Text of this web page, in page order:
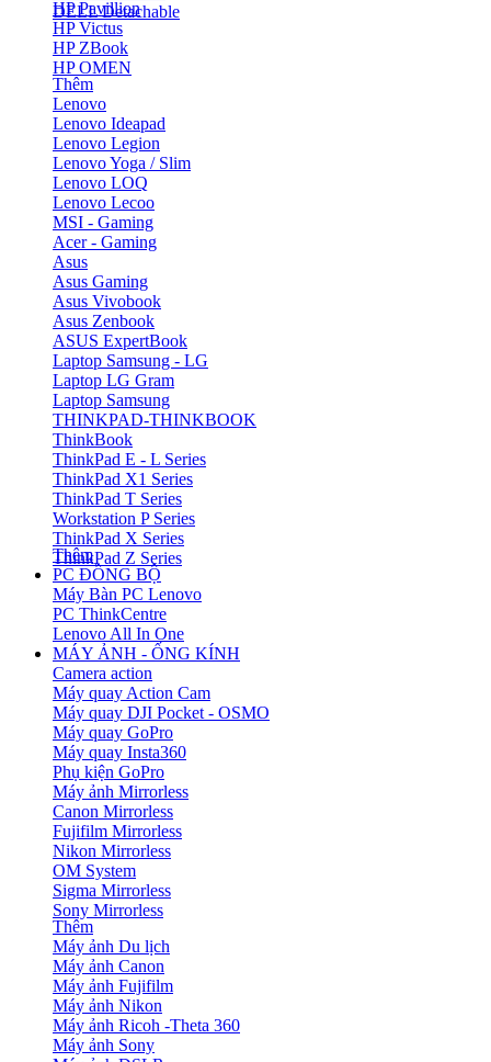
DELL Detachable
HP Pavillion
HP Victus
HP ZBook
HP OMEN
Thêm
Lenovo
Lenovo Ideapad
Lenovo Legion
Lenovo Yoga / Slim
Lenovo LOQ
Lenovo Lecoo
MSI - Gaming
Acer - Gaming
Asus
Asus Gaming
Asus Vivobook
Asus Zenbook
ASUS ExpertBook
Laptop Samsung - LG
Laptop LG Gram
Laptop Samsung
THINKPAD-THINKBOOK
ThinkBook
ThinkPad E - L Series
ThinkPad X1 Series
ThinkPad T Series
Workstation P Series
ThinkPad X Series
ThinkPad Z Series
Thêm
PC ĐỒNG BỘ
Máy Bàn PC Lenovo
PC ThinkCentre
Lenovo All In One
MÁY ẢNH - ỐNG KÍNH
Camera action
Máy quay Action Cam
Máy quay DJI Pocket - OSMO
Máy quay GoPro
Máy quay Insta360
Phụ kiện GoPro
Máy ảnh Mirrorless
Canon Mirrorless
Fujifilm Mirrorless
Nikon Mirrorless
OM System
Sigma Mirrorless
Sony Mirrorless
Thêm
Máy ảnh Du lịch
Máy ảnh Canon
Máy ảnh Fujifilm
Máy ảnh Nikon
Máy ảnh Ricoh -Theta 360
Máy ảnh Sony